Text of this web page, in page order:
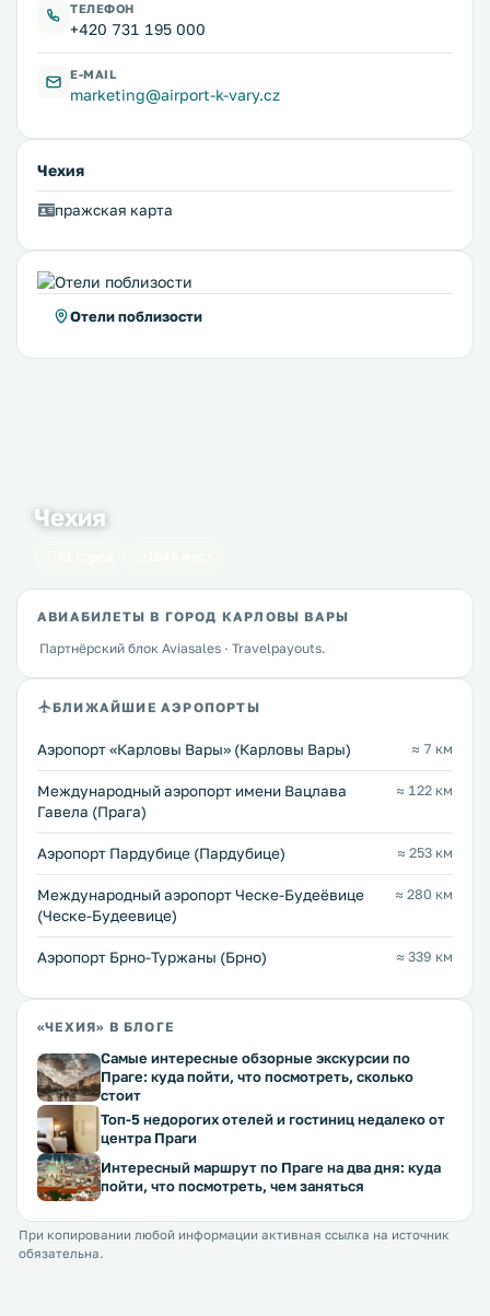
ТЕЛЕФОН
+420 731 195 000
E-MAIL
marketing@airport-k-vary.cz
Чехия
пражская карта
Отели поблизости
Чехия
АВИАБИЛЕТЫ В ГОРОД КАРЛОВЫ ВАРЫ
Партнёрский блок Aviasales · Travelpayouts.
БЛИЖАЙШИЕ АЭРОПОРТЫ
Аэропорт «Карловы Вары» (Карловы Вары) ≈ 7 км
Международный аэропорт имени Вацлава
Гавела (Прага)
≈ 122 км
Аэропорт Пардубице (Пардубице) ≈ 253 км
Международный аэропорт Ческе-Будеёвице
(Ческе-Будеевице)
≈ 280 км
Аэропорт Брно-Туржаны (Брно) ≈ 339 км
«ЧЕХИЯ» В БЛОГЕ
Самые интересные обзорные экскурсии по
Праге: куда пойти, что посмотреть, сколько
стоит
Топ-5 недорогих отелей и гостиниц недалеко от
центра Праги
Интересный маршрут по Праге на два дня: куда
пойти, что посмотреть, чем заняться
При копировании любой информации активная ссылка на источник
обязательна.